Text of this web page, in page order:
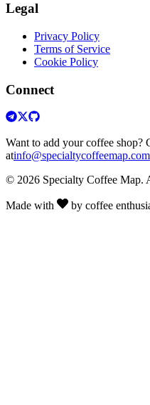
Legal
Privacy Policy
Terms of Service
Cookie Policy
Connect
Want to add your coffee shop?
atinfo@specialtycoffeemap.com
© 2026 Specialty Coffee Map.
Made with by coffee